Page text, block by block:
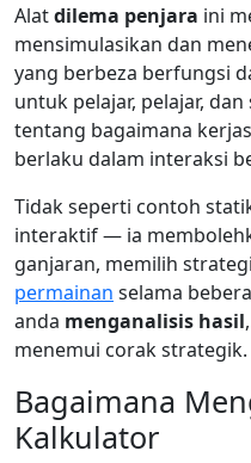
Alatdilema penjara ini
mensimulasikan dan
yang berbeza berfungsi
untuk pelajar, pelajar,
tentang bagaimana
berlaku dalam interaksi
Tidak seperti contoh
interaktif — ia
ganjaran, memilih
permainan selama
anda menganalisis hasil
menemui corak strategik.
Bagaimana
Kalkulator